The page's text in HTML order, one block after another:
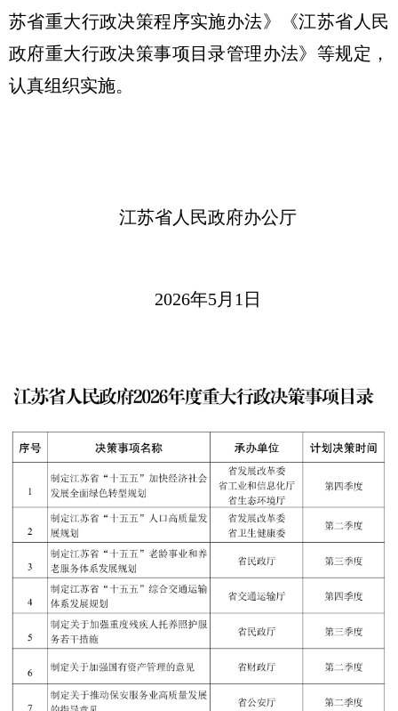
苏省重大行政决策程序实施办法》《江苏省人民
政府重大行政决策事项目录管理办法》等规定，
认真组织实施。
江苏省人民政府办公厅
2026年5月1日